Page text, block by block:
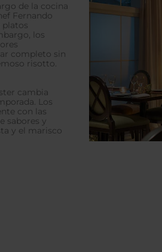
de la cocina
Fernando
platos
los
completo sin
risotto.
cambia
Los
con las
sabores y
y el marisco